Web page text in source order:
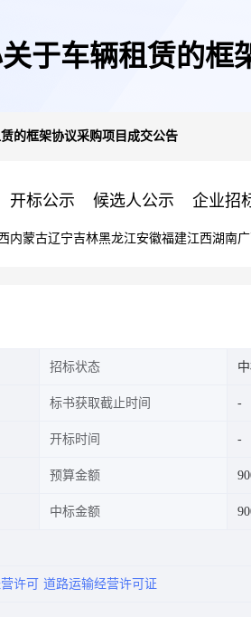
于车辆租赁的框
的框架协议采购项目成交公告
开标公示 候选人公示 企业招
内蒙古辽宁吉林黑龙江安徽福建江西湖南
招标状态
标书获取截止时间
开标时间
预算金额
中标金额
许可 道路运输经营许可证